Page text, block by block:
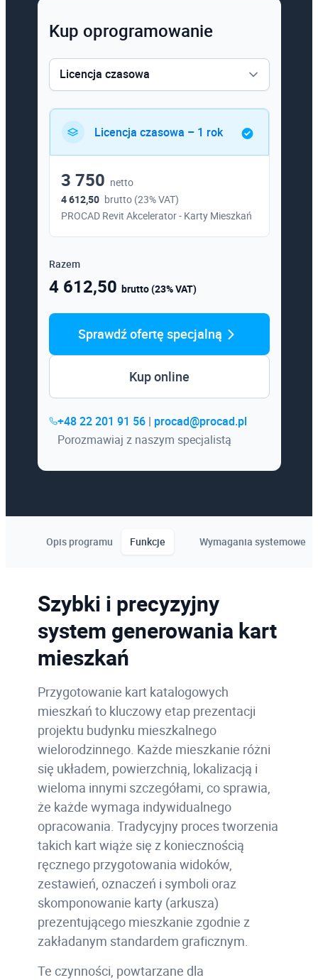
Kup oprogramowanie
Licencja czasowa
Licencja czasowa – 1 rok
3 750 netto
4 612,50 brutto (23% VAT)
PROCAD Revit Akcelerator - Karty Mieszkań
Razem
4 612,50 brutto (23% VAT)
Kup online
Sprawdź ofertę specjalną
+48 22 201 91 56| procad@procad.pl
Porozmawiaj z naszym specjalistą
Opis programu Funkcje Wymagania systemowe
Szybki i precyzyjny
system generowania kart
mieszkań
Przygotowanie kart katalogowych
mieszkań to kluczowy etap prezentacji
projektu budynku mieszkalnego
wielorodzinnego. Każde mieszkanie różni
się układem, powierzchnią, lokalizacją i
wieloma innymi szczegółami, co sprawia,
że każde wymaga indywidualnego
opracowania. Tradycyjny proces tworzenia
takich kart wiąże się z koniecznością
ręcznego przygotowania widoków,
zestawień, oznaczeń i symboli oraz
skomponowanie karty (arkusza)
prezentującego mieszkanie zgodnie z
zakładanym standardem graficznym.
Te czynności, powtarzane dla
Licencja czasowa